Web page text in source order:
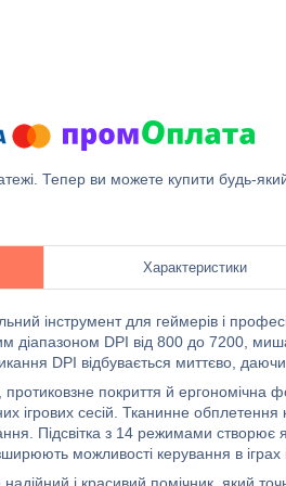
Тепер ви можете купити будь-
Характеристики
інструмент для геймерів і
діапазоном DPI від 800 до 7200,
DPI відбувається миттєво,
покриття й
ігрових сесій. Тканинне
Підсвітка з 14 режимами
можливості керування в іграх і